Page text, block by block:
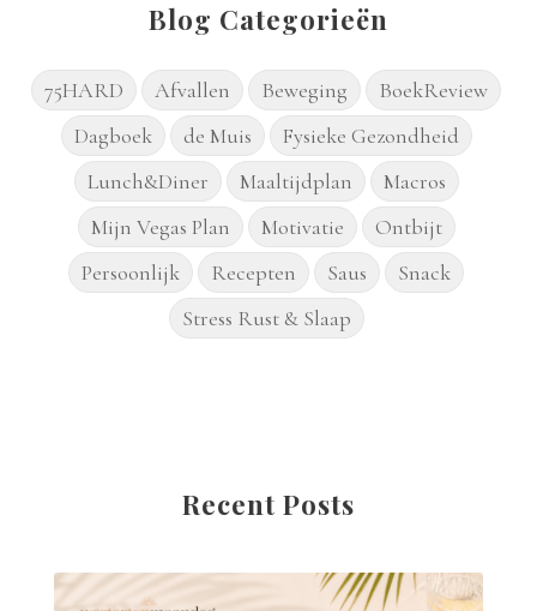
Blog Categorieën
75HARD Afvallen Beweging
BoekReview
Dagboek
de Muis
Fysieke Gezondheid
Lunch&Diner
Maaltijdplan
Macros
Mijn Vegas Plan
Motivatie
Ontbijt
Persoonlijk
Recepten Saus
Snack
Stress Rust & Slaap
Recent Posts